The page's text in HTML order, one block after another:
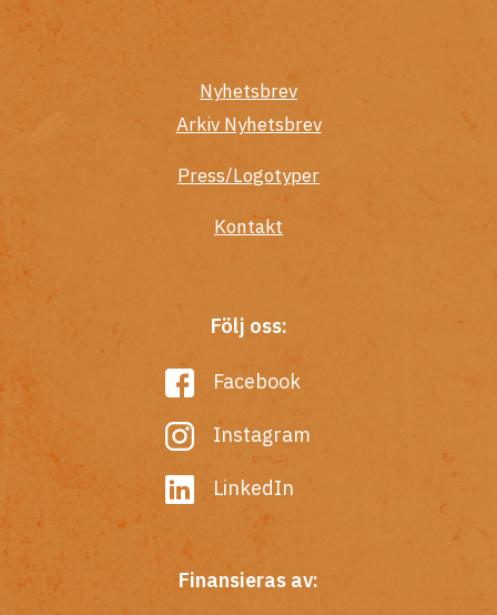
Nyhetsbrev
Arkiv Nyhetsbrev
Press/Logotyper
Kontakt
Följ oss:
Facebook
Instagram
LinkedIn
Finansieras av: